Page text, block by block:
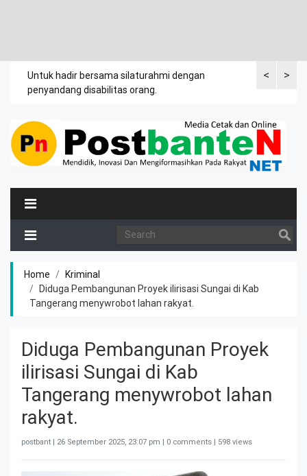
<
Untuk hadir bersama silaturahmi dengan
penyandang disabilitas orang.
Bupati>
Home
Kriminal
Diduga Pembangunan Proyek ilirisasi Sungai di Kab
Tangerang menywrobot lahan rakyat.
Diduga Pembangunan Proyek
ilirisasi Sungai di Kab
Tangerang menywrobot lahan
rakyat.
postbant | 26 September 2025, 23:07 pm | 0 comments | 598 views